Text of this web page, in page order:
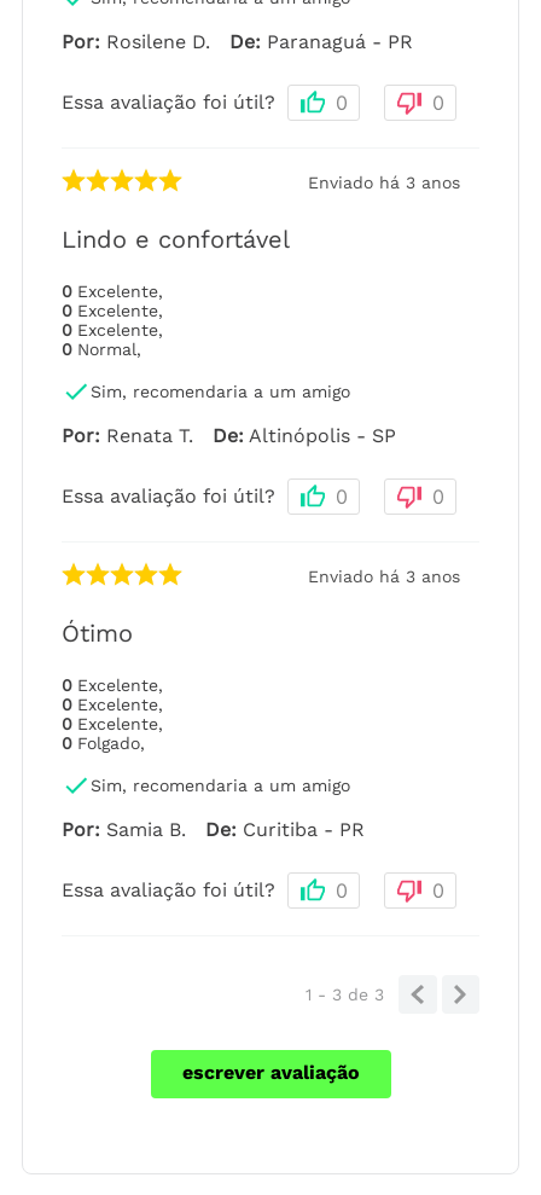
Por: Rosilene D. De: Paranaguá - PR
Essa avaliação foi útil? 0 0
Enviado há 3 anos
Lindo e confortável
0 Excelente,
0 Excelente,
0 Excelente,
0 Normal,
Sim, recomendaria a um amigo
Por: Renata T. De: Altinópolis - SP
Essa avaliação foi útil? 0 0
Enviado há 3 anos
Ótimo
0 Excelente,
0 Excelente,
0 Excelente,
0 Folgado,
Sim, recomendaria a um amigo
Por: Samia B. De: Curitiba - PR
Essa avaliação foi útil? 0 0
1 - 3 de 3
escrever avaliação